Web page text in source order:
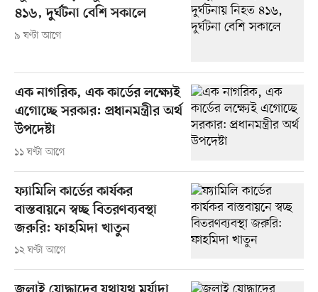
৪১৬, দুর্ঘটনা বেশি সকালে
৯ ঘণ্টা আগে
এক নাগরিক, এক কার্ডের লক্ষ্যেই
এগোচ্ছে সরকার: প্রধানমন্ত্রীর অর্থ
উপদেষ্টা
১১ ঘণ্টা আগে
ফ্যামিলি কার্ডের কার্যকর
বাস্তবায়নে স্বচ্ছ বিতরণব্যবস্থা
জরুরি: ফাহমিদা খাতুন
১২ ঘণ্টা আগে